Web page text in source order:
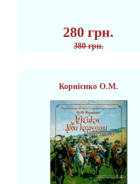
280 грн.
380 грн.
Корнієнко О.М.